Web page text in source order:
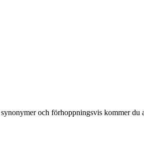
och förhoppningsvis kommer